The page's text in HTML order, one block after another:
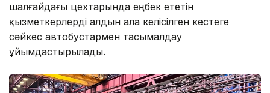
шалғайдағы цехтарында еңбек ететін
қызметкерлерді алдын ала келісілген кестеге
сәйкес автобустармен тасымалдау
ұйымдастырылады.